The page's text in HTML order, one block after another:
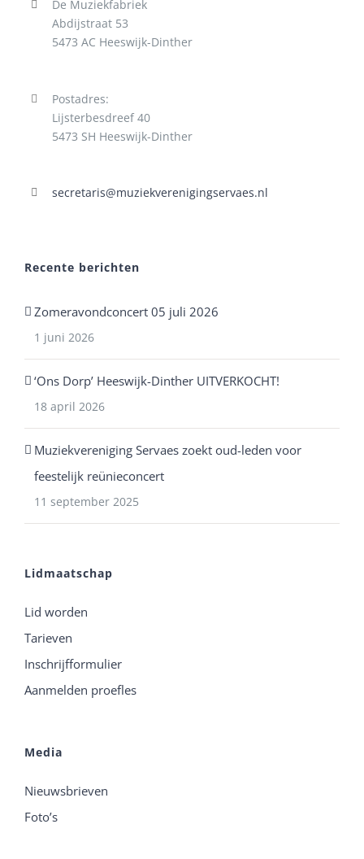
De Muziekfabriek
Abdijstraat 53
5473 AC Heeswijk-Dinther
Postadres:
Lijsterbesdreef 40
5473 SH Heeswijk-Dinther
secretaris@muziekverenigingservaes.nl
Recente berichten
Zomeravondconcert 05 juli 2026
1 juni 2026
‘Ons Dorp’ Heeswijk-Dinther UITVERKOCHT!
18 april 2026
Muziekvereniging Servaes zoekt oud-leden voor
feestelijk reünieconcert
11 september 2025
Lidmaatschap
Lid worden
Tarieven
Inschrijfformulier
Aanmelden proefles
Media
Nieuwsbrieven
Foto’s